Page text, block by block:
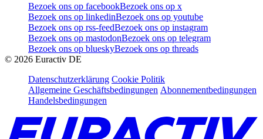
Bezoek ons op facebookBezoek ons op x
Bezoek ons op linkedinBezoek ons op youtube
Bezoek ons op rss-feedBezoek ons op instagram
Bezoek ons op mastodonBezoek ons op telegram
Bezoek ons op blueskyBezoek ons op threads
© 2026 Euractiv DE
Datenschutzerklärung Cookie Politik
Allgemeine Geschäftsbedingungen Abonnementbedingungen
Handelsbedingungen